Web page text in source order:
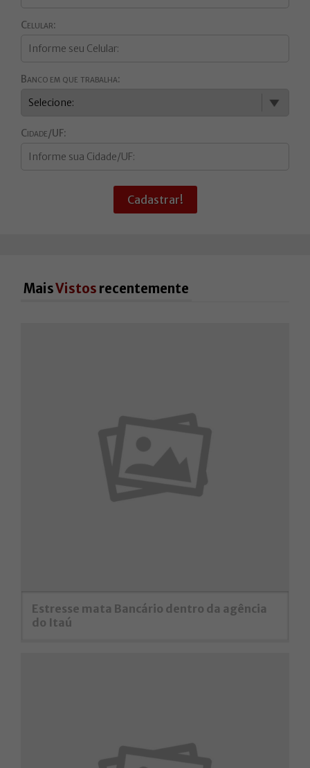
Celular:
Banco em que trabalha:
Cidade/UF:
Cadastrar!
MaisVistos recentemente
Estresse mata Bancário dentro da agência
do Itaú